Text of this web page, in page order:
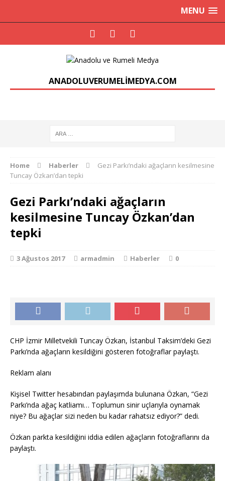
MENU
ANADOLUVERUMELIMEDYA.COM
Home Haberler
Gezi Parkı’ndaki ağaçların kesilmesine
Tuncay Özkan’dan tepki
Gezi Parkı’ndaki ağaçların
kesilmesine Tuncay Özkan’dan
tepki
3 Ağustos 2017 armadmin Haberler 0
CHP İzmir Milletvekili Tuncay Özkan, İstanbul Taksim’deki Gezi
Parkı’nda ağaçların kesildiğini gösteren fotoğraflar paylaştı.
Reklam alanı
Kişisel Twitter hesabından paylaşımda bulunana Özkan, “Gezi
Parkı’nda ağaç katliamı… Toplumun sinir uçlarıyla oynamak
niye? Bu ağaçlar sizi neden bu kadar rahatsız ediyor?” dedi.
Özkan parkta kesildiğini iddia edilen ağaçların fotoğraflarını da
paylaştı.